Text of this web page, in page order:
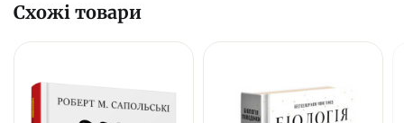
Схожі товари